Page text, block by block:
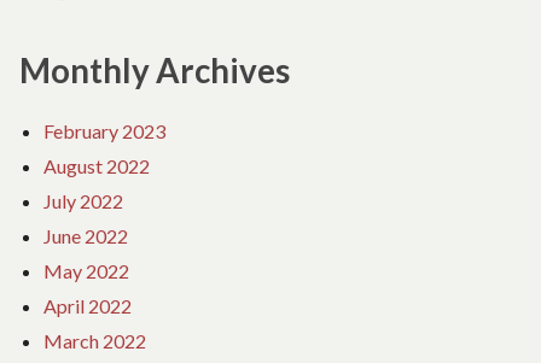
Monthly Archives
February 2023
August 2022
July 2022
June 2022
May 2022
April 2022
March 2022